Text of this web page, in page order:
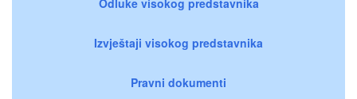
Izvještaji visokog predstavnika
Pravni dokumenti